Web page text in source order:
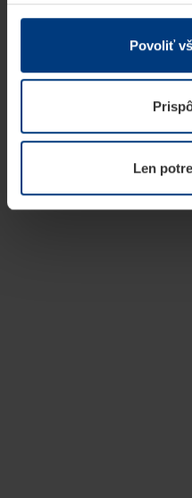
v rámci Vášho využívania
Z právneho hľadiska
prevádzku tejto stránky.
potrebujeme Vaše
kedykoľvek zmeniť alebo
našej webovej stránky.
Povoliť
Len